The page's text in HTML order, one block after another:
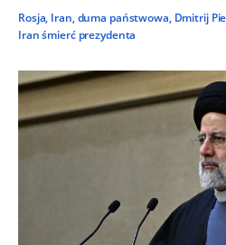
Rosja, Iran,duma państwowa, Dmitrij
Iran śmierć prezydenta